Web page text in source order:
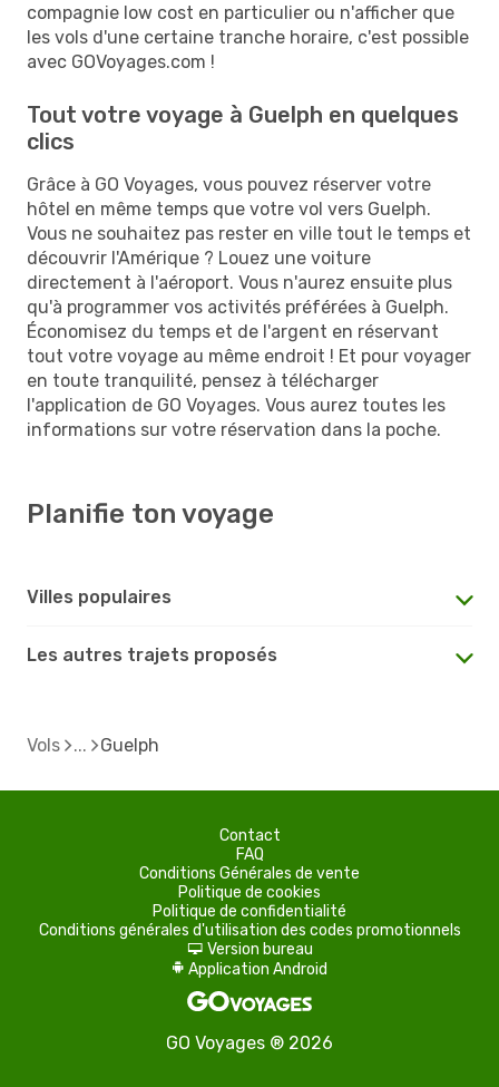
compagnie low cost en particulier ou n'afficher que
les vols d'une certaine tranche horaire, c'est possible
avec GOVoyages.com !
Tout votre voyage à Guelph en quelques
clics
Grâce à GO Voyages, vous pouvez réserver votre
hôtel en même temps que votre vol vers Guelph.
Vous ne souhaitez pas rester en ville tout le temps et
découvrir l'Amérique ? Louez une voiture
directement à l'aéroport. Vous n'aurez ensuite plus
qu'à programmer vos activités préférées à Guelph.
Économisez du temps et de l'argent en réservant
tout votre voyage au même endroit ! Et pour voyager
en toute tranquilité, pensez à télécharger
l'application de GO Voyages. Vous aurez toutes les
informations sur votre réservation dans la poche.
Planifie ton voyage
Villes populaires
Les autres trajets proposés
Vols Guelph
Contact
FAQ
Conditions Générales de vente
Politique de cookies
Politique de confidentialité
Conditions générales d'utilisation des codes promotionnels
d Version bureau
A Application Android
GO Voyages ® 2026